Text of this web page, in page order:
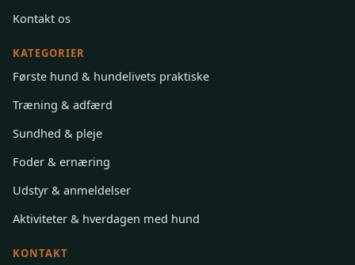
Kontakt os
KATEGORIER
Første hund & hundelivets praktiske
Træning & adfærd
Sundhed & pleje
Foder & ernæring
Udstyr & anmeldelser
Aktiviteter & hverdagen med hund
KONTAKT